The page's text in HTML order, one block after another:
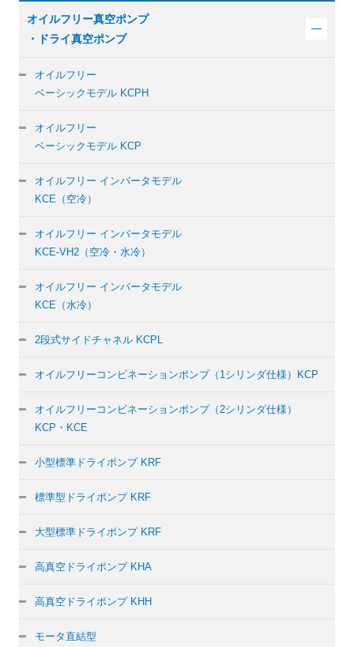
オイルフリー真空ポンプ
・ドライ真空ポンプ
オイルフリー
ベーシックモデル KCPH
オイルフリー
ベーシックモデル KCP
オイルフリー インバータモデル
KCE（空冷）
オイルフリー インバータモデル
KCE-VH2（空冷・水冷）
オイルフリー インバータモデル
KCE（水冷）
2段式サイドチャネル KCPL
オイルフリーコンビネーションポンプ（1シリンダ仕様）KCP
オイルフリーコンビネーションポンプ（2シリンダ仕様）
KCP・KCE
小型標準ドライポンプ KRF
標準型ドライポンプ KRF
大型標準ドライポンプ KRF
高真空ドライポンプ KHA
高真空ドライポンプ KHH
モータ直結型